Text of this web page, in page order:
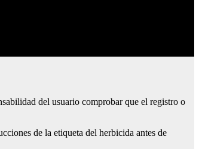
del usuario comprobar que el registro o
de la etiqueta del herbicida antes de